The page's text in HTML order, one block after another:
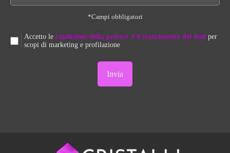
*Campi obbligatori
Accetto le condizioni della privacy e il trattamento dei dati per
scopi di marketing e profilazione